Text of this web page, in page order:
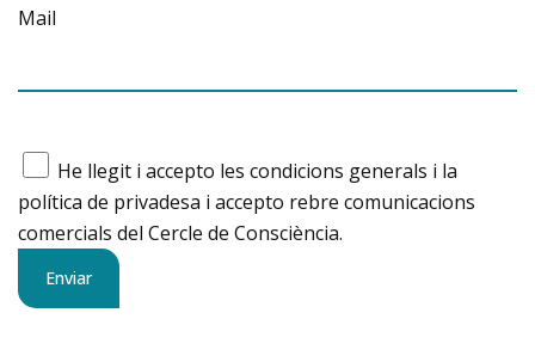
Mail
He llegit i accepto les condicions generals i la
política de privadesa i accepto rebre comunicacions
comercials del Cercle de Consciència.